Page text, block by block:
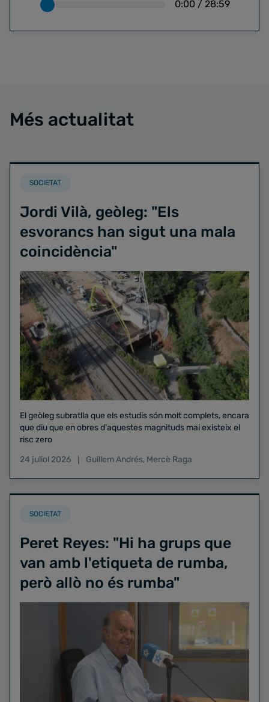
0:00 / 28:59
Més actualitat
SOCIETAT
Jordi Vilà, geòleg: "Els
esvorancs han sigut una mala
coincidència"
El geòleg subratlla que els estudis són molt complets, encara
que diu que en obres d'aquestes magnituds mai existeix el
risc zero
24 juliol 2026
Guillem Andrés, Mercè Raga
SOCIETAT
Peret Reyes: "Hi ha grups que
van amb l'etiqueta de rumba,
però allò no és rumba"